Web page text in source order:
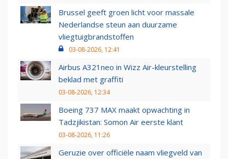
Brussel geeft groen licht voor massale
Nederlandse steun aan duurzame
vliegtuigbrandstoffen
03-08-2026, 12:41
Airbus A321neo in Wizz Air-kleurstelling
beklad met graffiti
03-08-2026, 12:34
Boeing 737 MAX maakt opwachting in
Tadzjikistan: Somon Air eerste klant
03-08-2026, 11:26
Geruzie over officiële naam vliegveld van